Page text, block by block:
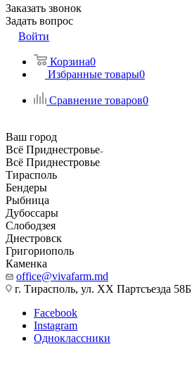
Заказать звонок
Задать вопрос
Войти
Корзина0
Избранные товары0
Сравнение товаров0
Ваш город
Всё Приднестровье
Всё Приднестровье
Тирасполь
Бендеры
Рыбница
Дубоссары
Слободзея
Днестровск
Григориополь
Каменка
office@vivafarm.md
г. Тирасполь, ул. ХХ Партсъезда 58Б
Facebook
Instagram
Одноклассники